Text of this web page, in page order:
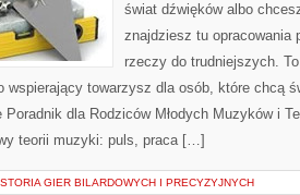
świat dźwięków albo
znajdziesz tu opracowania
rzeczy do trudniejszych.
wspierający towarzysz dla osób, które chcą
Poradnik dla Rodziców Młodych Muzyków i
teorii muzyki: puls, praca […]
GIER BILARDOWYCH I PRECYZYJNYCH